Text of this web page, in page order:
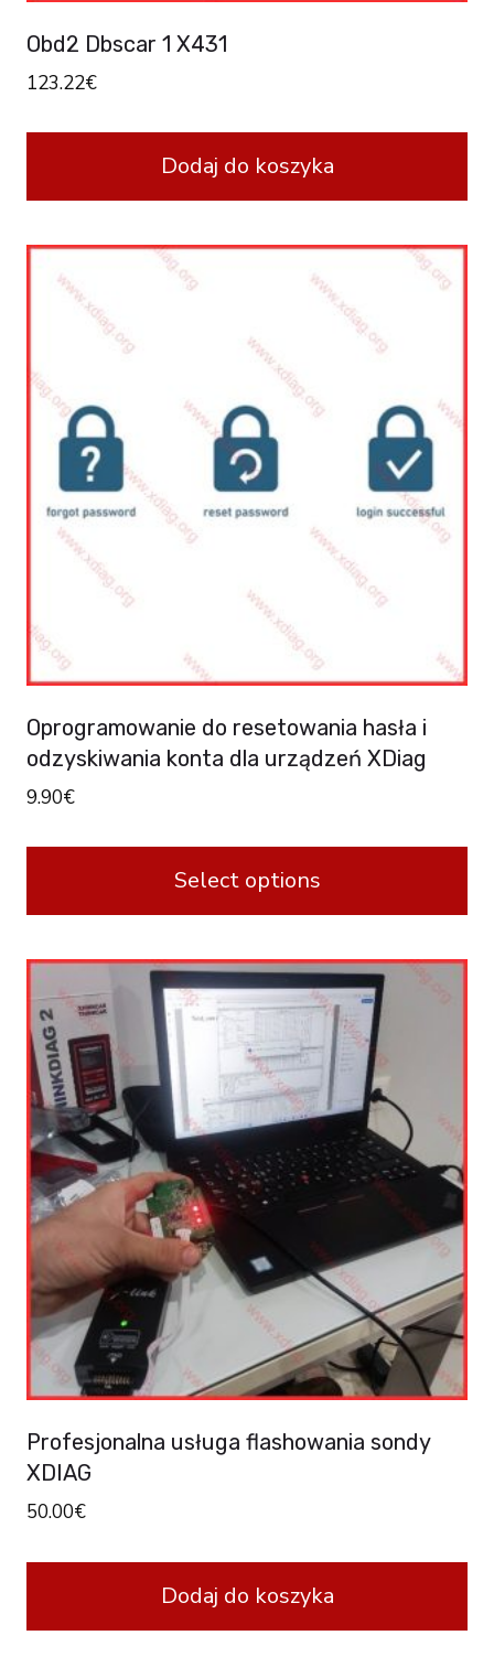
Obd2 Dbscar 1 X431
123.22€
Dodaj do koszyka
Oprogramowanie do resetowania hasła i
odzyskiwania konta dla urządzeń XDiag
9.90€
Select options
Profesjonalna usługa flashowania sondy
XDIAG
50.00€
Dodaj do koszyka